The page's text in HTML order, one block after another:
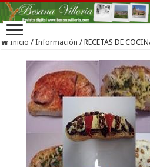
Inicio / Información / RECETAS DE